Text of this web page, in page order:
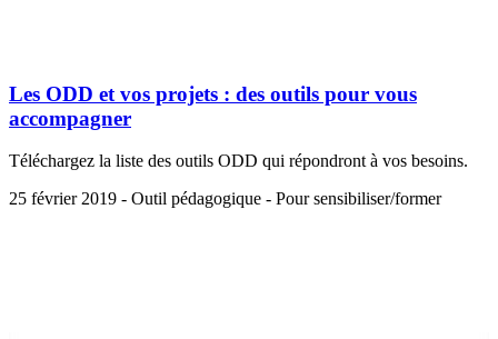
Les ODD et vos projets : des outils pour vous
accompagner
Téléchargez la liste des outils ODD qui répondront à vos besoins.
25 février 2019 - Outil pédagogique - Pour sensibiliser/former